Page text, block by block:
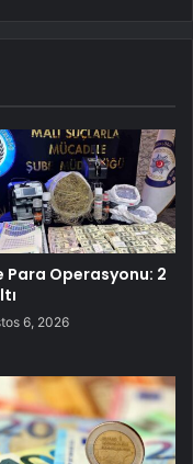
Para Operasyonu: 2
6, 2026